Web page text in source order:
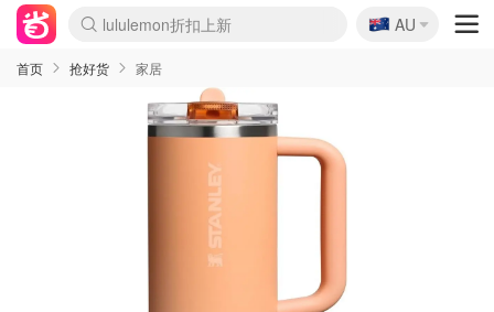
Sasa美妆护肤3.5折
SSENSE年中3折
FreshBeauty好价汇总
Cettire降价+叠9折
WWS Coles超市实拍
viagogo二手票捡漏
Myer超级周末1折
The Outnet奢牌1折起
David Jones 3折起
Flannels大牌1折
Perfumes Club护肤1折
AMIRO返校季6.2折
Amazon折扣汇总
eToro入金$200送$50
Amazon数码好物
ICONIC本周7.5折
ThedoubleF高奢地板价
Moose Knuckles 6折
丝芙兰5折起
EUFY官网3.7折起
Selenichast首饰2折
Trip机票酒店促销
YSL送5件彩妆礼
Amazon家居好物
Amazon美妆护肤
雅漾大喷$8
过敏原检测盒$33
伊索独家赠50ml沐浴露
科颜氏清仓3折
SEALIFE海洋馆门票6折
丝塔芙大白罐$16
订阅Newsletter送香薰
Cult Beauty 6.8折
Harrods圣诞日历2.3折
LN-CC奢牌私促3折
d'Alba空姐喷雾$16
EVE LOM套装逆天2折
Bernardelli独家4折
Adore Beauty 6折起
CT圣诞日历
Mytheresa奢品2.7折
Luxury Escapes 9折
Currentbody美容仪9折
MOON Garden Live
Roborock扫地机3.7折
Tingo Life水杯$24
Valentino官网5折
CR洗发护发6.3折
修丽可套装7.4折
Myer彩妆2件7折
GANNI官网4.5折
Stylevana韩妆4折
Tessabit高奢8.5折
OGX洗护4折
Amazon阿德莱德次日达
卡诗8.5折+赠礼
Philips Hue灯具8折
🇦🇺
AU
首页 抢好货 家居